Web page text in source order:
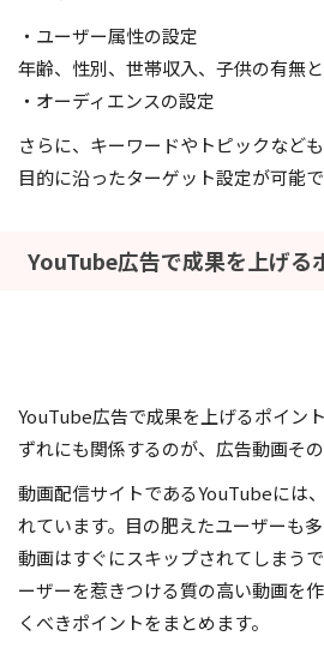
・ユーザー属性の設定
年齢、性別、世帯収入、子供の有無
・オーディエンスの設定
さらに、キーワードやトピックなど
目的に沿ったターゲット設定が可能で
YouTube広告で成果を上げる
YouTube広告で成果を上げるポイン
ずれにも関係するのが、広告動画その
動画配信サイトであるYouTubeには
れています。目の肥えたユーザーも
動画はすぐにスキップされてしまう
ーザーを惹きつける質の高い動画を
くべきポイントをまとめます。